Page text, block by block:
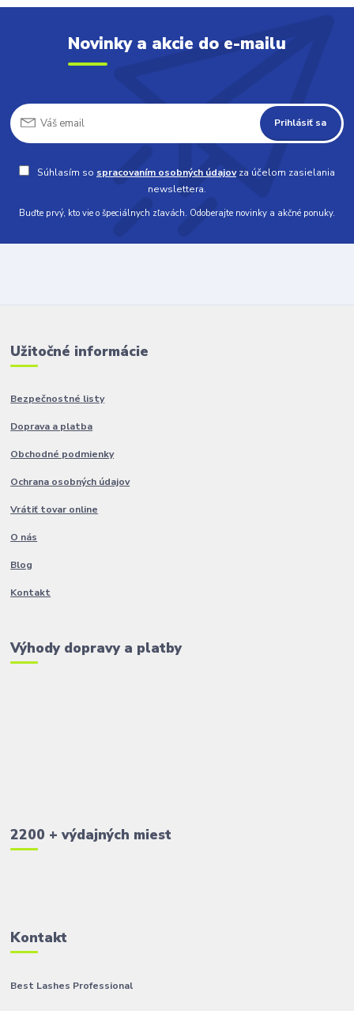
Novinky a akcie do e-mailu
Prihlásiť sa
Súhlasím so spracovaním osobných údajovza účelom zasielania
newslettera.
Buďte prvý, kto vie o špeciálnych zľavách. Odoberajte novinky a akčné ponuky.
Užitočné informácie
Bezpečnostné listy
Doprava a platba
Obchodné podmienky
Ochrana osobných údajov
Vrátiť tovar online
O nás
Blog
Kontakt
Výhody dopravy a platby
2200 + výdajných miest
Kontakt
Best Lashes Professional